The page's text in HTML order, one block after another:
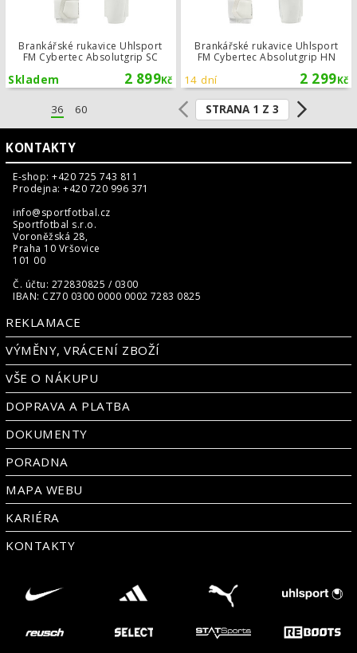
Brankářské rukavice Uhlsport
FM Cybertec Absolutgrip SC
2 899Kč
Skladem
Brankářské rukavice Uhlsport
FM Cybertec Absolutgrip HN
2 299Kč
14 dní
36 60 STRANA 1 Z 3
KONTAKTY
E-shop: +420 725 743 811
Prodejna: +420 720 996 371
info@sportfotbal.cz
Sportfotbal s.r.o.
Voroněžská 28,
Praha 10 Vršovice
101 00
Č. účtu: 272830825 / 0300
IBAN: CZ70 0300 0000 0002 7283 0825
REKLAMACE
VÝMĚNY, VRÁCENÍ ZBOŽÍ
VŠE O NÁKUPU
DOPRAVA A PLATBA
DOKUMENTY
PORADNA
MAPA WEBU
KARIÉRA
KONTAKTY